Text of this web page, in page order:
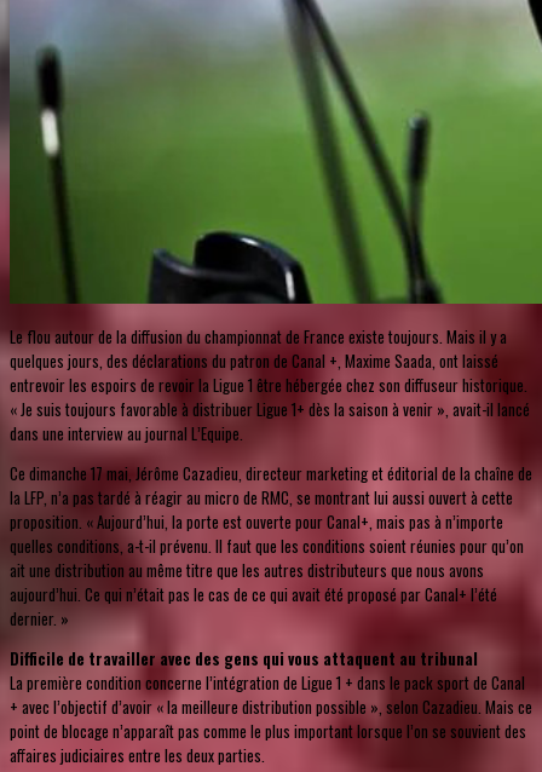
Le flou autour de la diffusion du championnat de France existe toujours. Mais il y a
quelques jours, des déclarations du patron de Canal +, Maxime Saada, ont laissé
entrevoir les espoirs de revoir la Ligue 1 être hébergée chez son diffuseur historique.
« Je suis toujours favorable à distribuer Ligue 1+ dès la saison à venir », avait-il lancé
dans une interview au journal L’Equipe.
Ce dimanche 17 mai, Jérôme Cazadieu, directeur marketing et éditorial de la chaîne de
la LFP, n’a pas tardé à réagir au micro de RMC, se montrant lui aussi ouvert à cette
proposition. « Aujourd’hui, la porte est ouverte pour Canal+, mais pas à n’importe
quelles conditions, a-t-il prévenu. Il faut que les conditions soient réunies pour qu’on
ait une distribution au même titre que les autres distributeurs que nous avons
aujourd’hui. Ce qui n’était pas le cas de ce qui avait été proposé par Canal+ l’été
dernier. »
Difficile de travailler avec des gens qui vous attaquent au tribunal
La première condition concerne l’intégration de Ligue 1 + dans le pack sport de Canal
+ avec l’objectif d’avoir « la meilleure distribution possible », selon Cazadieu. Mais ce
point de blocage n’apparaît pas comme le plus important lorsque l’on se souvient des
affaires judiciaires entre les deux parties.